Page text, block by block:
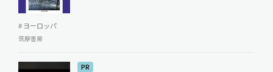
# ヨーロッパ
筑摩書房
PR